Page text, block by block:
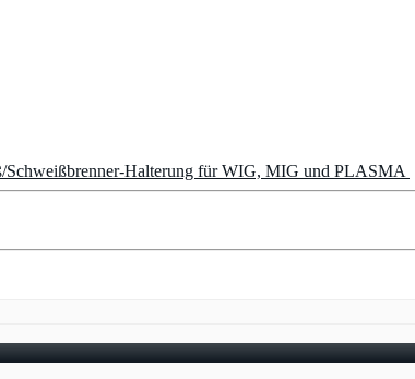
Halterung für WIG, MIG und PLASMA